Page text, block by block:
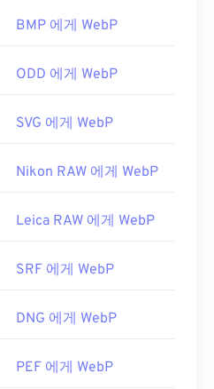
로그램은 여러 플랫폼에
에서도 자동으로 열립
든 웹 브라우저는 WebP
Viewer,Adobe
BMP 에게 WebP
ODD 에게 WebP
SVG 에게 WebP
Nikon RAW 에게 WebP
Leica RAW 에게 WebP
SRF 에게 WebP
DNG 에게 WebP
PEF 에게 WebP